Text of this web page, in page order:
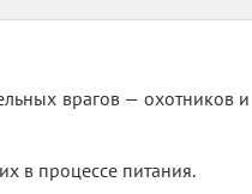
врагов — охотников и
в процессе питания.